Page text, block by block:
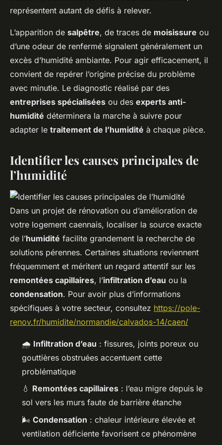
représentent autant de défis à relever.
L’apparition de salpêtre, de traces de moisissure ou
d’une odeur de renfermé signalent généralement un
excès d’humidité ambiante. Pour agir efficacement, il
convient de repérer l’origine précise du problème
avec minutie. Le diagnostic réalisé par des
entreprises spécialisées ou des experts anti-
humidité déterminera la marche à suivre pour
adapter le traitement de l’humidité à chaque pièce.
Identifier les causes principales de
l’humidité
Dans un projet de rénovation ou d’amélioration de
votre logement caennais, localiser la source exacte
de l’humidité facilite grandement la recherche de
solutions pérennes. Certaines situations reviennent
fréquemment et méritent un regard attentif sur les
remontées capillaires, l’infiltration d’eau ou la
condensation. Pour avoir plus d’informations
spécifiques à votre secteur, consultez https://pole-
renov.fr/humidite/normandie/calvados-14/caen/
🌧️ Infiltration d’eau : fissures, joints poreux ou
gouttières obstruées accentuent cette
problématique
💧 Remontées capillaires : l’eau migre depuis le
sol vers les murs faute de barrière étanche
🌬️ Condensation : chaleur intérieure élevée et
ventilation déficiente favorisent ce phénomène